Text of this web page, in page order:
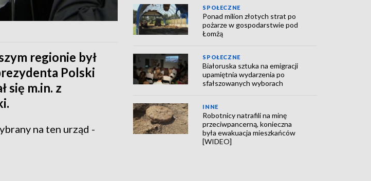
regionie był
Polski
się m.in. z
na ten urząd -
SPOŁECZNE
Ponad milion złotych strat po
pożarze w gospodarstwie pod
Łomżą
SPOŁECZNE
Białoruska sztuka na emigracji
upamiętnia wydarzenia po
sfałszowanych wyborach
INNE
Robotnicy natrafili na minę
przeciwpancerną, konieczna
była ewakuacja mieszkańców
[WIDEO]